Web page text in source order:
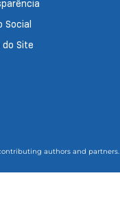
Social
do Site
authors and partners.